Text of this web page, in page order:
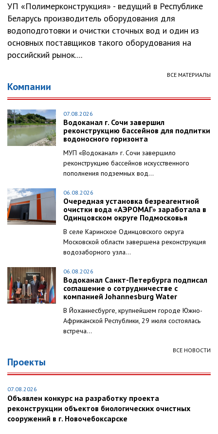
УП «Полимерконструкция» - ведущий в Республике
Беларусь производитель оборудования для
водоподготовки и очистки сточных вод и один из
основных поставщиков такого оборудования на
российский рынок....
ВСЕ МАТЕРИАЛЫ
Компании
07.08.2026
Водоканал г. Сочи завершил
реконструкцию бассейнов для подпитки
водоносного горизонта
МУП «Водоканал» г. Сочи завершило
реконструкцию бассейнов искусственного
пополнения подземных вод...
06.08.2026
Очередная установка безреагентной
очистки вода «АЭРОМАГ» заработала в
Одинцовском округе Подмосковья
В селе Каринское Одинцовского округа
Московской области завершена реконструкция
водозаборного узла...
06.08.2026
Водоканал Санкт-Петербурга подписал
соглашение о сотрудничестве с
компанией Johannesburg Water
В Йоханнесбурге, крупнейшем городе Южно-
Африканской Республики, 29 июля состоялась
встреча...
ВСЕ НОВОСТИ
Проекты
07.08.2026
Объявлен конкурс на разработку проекта
реконструкции объектов биологических очистных
сооружений в г. Новочебоксарске